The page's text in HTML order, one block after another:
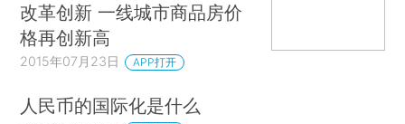
改革创新 一线城市商品房价
格再创新高
2015年07月23日 APP打开
人民币的国际化是什么